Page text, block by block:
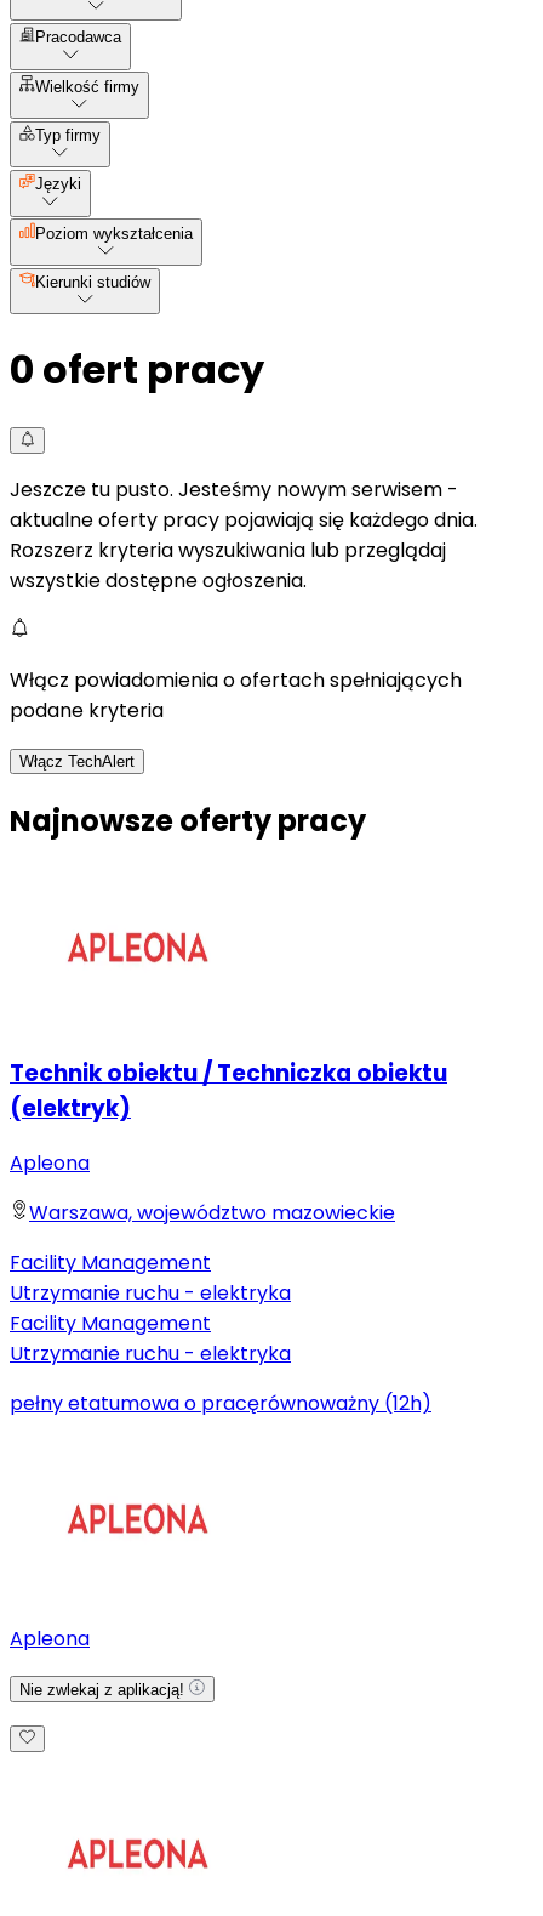
Pracodawca
Wielkość firmy
Typ firmy
Języki
Poziom wykształcenia
Kierunki studiów
0 ofert pracy
Jeszcze tu pusto. Jesteśmy nowym serwisem -
aktualne oferty pracy pojawiają się każdego dnia.
Rozszerz kryteria wyszukiwania lub przeglądaj
wszystkie dostępne ogłoszenia.
Włącz powiadomienia o ofertach spełniających
podane kryteria
Włącz TechAlert
Najnowsze oferty pracy
Technik obiektu / Techniczka obiektu
(elektryk)
Apleona
Warszawa, województwo mazowieckie
Facility Management
Utrzymanie ruchu - elektryka
Facility Management
Utrzymanie ruchu - elektryka
pełny etatumowa o pracęrównoważny (12h)
Apleona
Nie zwlekaj z aplikacją!